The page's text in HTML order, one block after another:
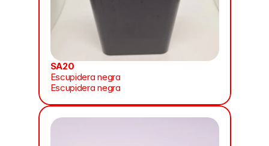
SA20
Escupidera negra
Escupidera negra